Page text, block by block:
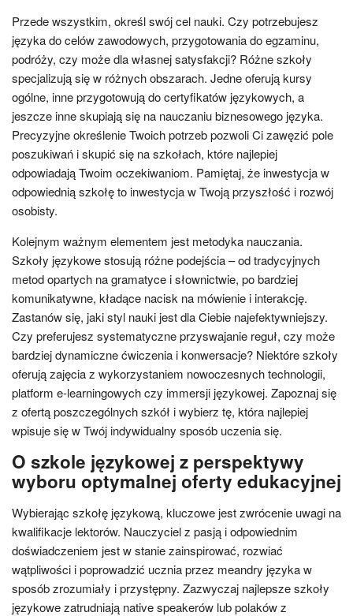
Przede wszystkim, określ swój cel nauki. Czy potrzebujesz
języka do celów zawodowych, przygotowania do egzaminu,
podróży, czy może dla własnej satysfakcji? Różne szkoły
specjalizują się w różnych obszarach. Jedne oferują kursy
ogólne, inne przygotowują do certyfikatów językowych, a
jeszcze inne skupiają się na nauczaniu biznesowego języka.
Precyzyjne określenie Twoich potrzeb pozwoli Ci zawęzić pole
poszukiwań i skupić się na szkołach, które najlepiej
odpowiadają Twoim oczekiwaniom. Pamiętaj, że inwestycja w
odpowiednią szkołę to inwestycja w Twoją przyszłość i rozwój
osobisty.
Kolejnym ważnym elementem jest metodyka nauczania.
Szkoły językowe stosują różne podejścia – od tradycyjnych
metod opartych na gramatyce i słownictwie, po bardziej
komunikatywne, kładące nacisk na mówienie i interakcję.
Zastanów się, jaki styl nauki jest dla Ciebie najefektywniejszy.
Czy preferujesz systematyczne przyswajanie reguł, czy może
bardziej dynamiczne ćwiczenia i konwersacje? Niektóre szkoły
oferują zajęcia z wykorzystaniem nowoczesnych technologii,
platform e-learningowych czy immersji językowej. Zapoznaj się
z ofertą poszczególnych szkół i wybierz tę, która najlepiej
wpisuje się w Twój indywidualny sposób uczenia się.
O szkole językowej z perspektywy
wyboru optymalnej oferty edukacyjnej
Wybierając szkołę językową, kluczowe jest zwrócenie uwagi na
kwalifikacje lektorów. Nauczyciel z pasją i odpowiednim
doświadczeniem jest w stanie zainspirować, rozwiać
wątpliwości i poprowadzić ucznia przez meandry języka w
sposób zrozumiały i przystępny. Zazwyczaj najlepsze szkoły
językowe zatrudniają native speakerów lub polaków z